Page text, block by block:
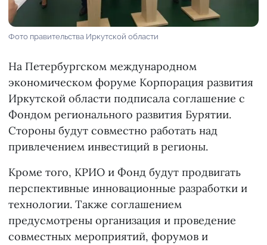
Фото правительства Иркутской области
На Петербургском международном
экономическом форуме Корпорация развития
Иркутской области подписала соглашение с
Фондом регионального развития Бурятии.
Стороны будут совместно работать над
привлечением инвестиций в регионы.
Кроме того, КРИО и Фонд будут продвигать
перспективные инновационные разработки и
технологии. Также соглашением
предусмотрены организация и проведение
совместных мероприятий, форумов и